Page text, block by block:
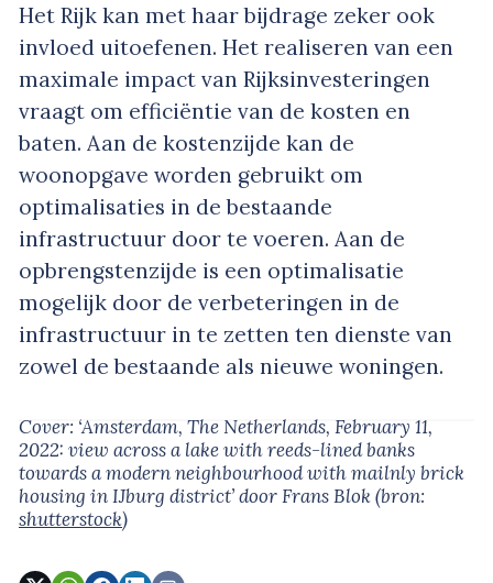
Het Rijk kan met haar bijdrage zeker ook
invloed uitoefenen. Het realiseren van een
maximale impact van Rijksinvesteringen
vraagt om efficiëntie van de kosten en
baten. Aan de kostenzijde kan de
woonopgave worden gebruikt om
optimalisaties in de bestaande
infrastructuur door te voeren. Aan de
opbrengstenzijde is een optimalisatie
mogelijk door de verbeteringen in de
infrastructuur in te zetten ten dienste van
zowel de bestaande als nieuwe woningen.
Cover: ‘Amsterdam, The Netherlands, February 11,
2022: view across a lake with reeds-lined banks
towards a modern neighbourhood with mailnly brick
housing in IJburg district’door Frans Blok(bron:
shutterstock)